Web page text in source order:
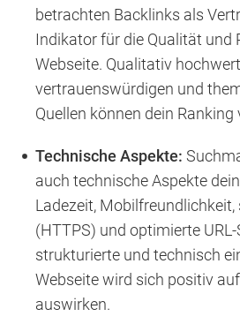
betrachten Backlinks als
Indikator für die Qualität und
Webseite. Qualitativ
vertrauenswürdigen und
Quellen können dein Ranking
Technische Aspekte:
auch technische Aspekte
Ladezeit, Mobilfreundlichkeit,
(HTTPS) und optimierte
strukturierte und technisch
Webseite wird sich positiv
auswirken.